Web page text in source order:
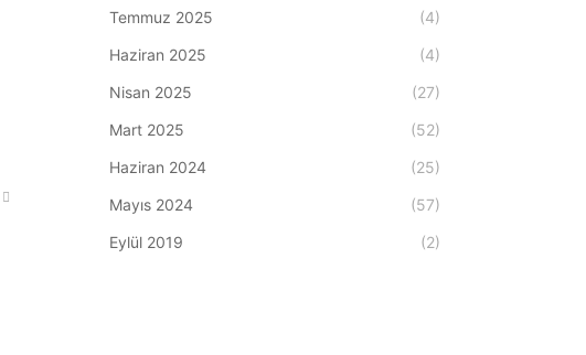
Temmuz 2025
(4)
Haziran 2025
(4)
Nisan 2025
(27)
Mart 2025
(52)
Haziran 2024
(25)
Mayıs 2024
(57)
Eylül 2019
(2)